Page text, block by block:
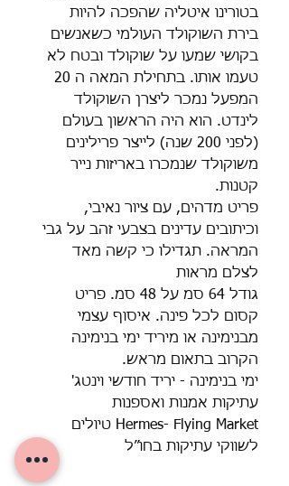
בטורינו איטליה שהפכה להיות
בירת השוקולד העולמי כשאנשים
בקושי שמעו על שוקולד ובטח לא
טעמו אותו. בתחילת המאה ה 20
המפעל נמכר ליצרן השוקולד
לינדט. הוא היה הראשון בעולם
(לפני 200 שנה) לייצר פרילינים
משוקולד שנמכרו באריזות נייר
קטנות.
פריט מדהים, עם ציור נאיבי,
וכיתובים עדינים בצבעי זהב על גבי
המראה. תגדילו כי קשה מאד
לצלם מראות
גודל 64 סמ על 48 סמ. פריט
קסום לכל פינה. איסוף עצמי
מבנימינה או מיריד ימי בנימינה
הקרוב בתאום מראש.
ימי בנימינה - יריד חודשי וינטג'
עתיקות אמנות ואספנות
Hermes- Flying Market טיולים
לשווקי עתיקות בחו״ל